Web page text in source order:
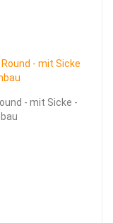
- mit Sicke -